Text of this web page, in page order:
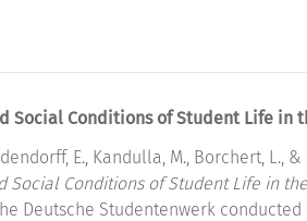
Social Conditions of Student Life in
E., Kandulla, M., Borchert, L., &
Social Conditions of Student Life in
Deutsche Studentenwerk